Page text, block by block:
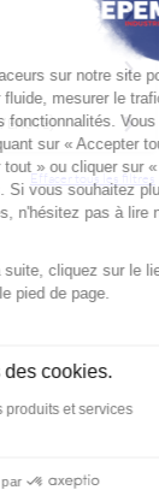
Effacer tous les filtres